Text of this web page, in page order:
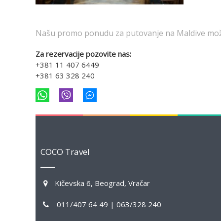
Našu promo ponudu za putovanje na Maldive
Za rezervacije pozovite nas:
+381 11 407 6449
+381 63 328 240
COCO Travel
Kičevska 6, Beograd, Vračar
011/407 64 49 | 063/328 240